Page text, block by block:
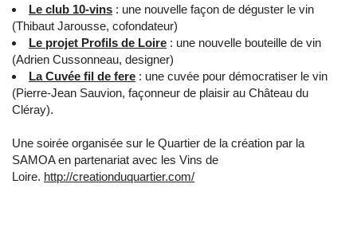
Le club 10-vins : une nouvelle façon de déguster le vin
(Thibaut Jarousse, cofondateur)
Le projet Profils de Loire : une nouvelle bouteille de vin
(Adrien Cussonneau, designer)
La Cuvée fil de fere : une cuvée pour démocratiser le vin
(Pierre-Jean Sauvion, façonneur de plaisir au Château du
Cléray).
Une soirée organisée sur le Quartier de la création par la
SAMOAen partenariat avec les Vins de
Loire. http://creationduquartier.com/